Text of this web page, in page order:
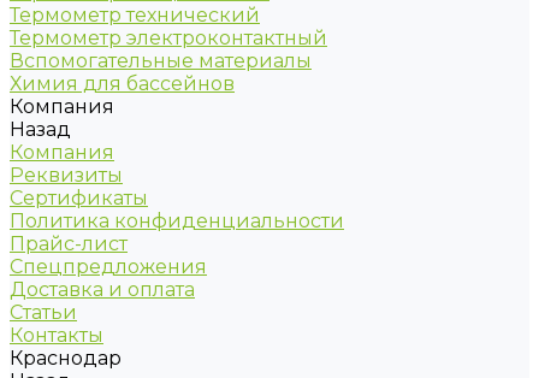
Термометр технический
Термометр электроконтактный
Вспомогательные материалы
Химия для бассейнов
Компания
Назад
Компания
Реквизиты
Сертификаты
Политика конфиденциальности
Прайс-лист
Спецпредложения
Доставка и оплата
Статьи
Контакты
Краснодар